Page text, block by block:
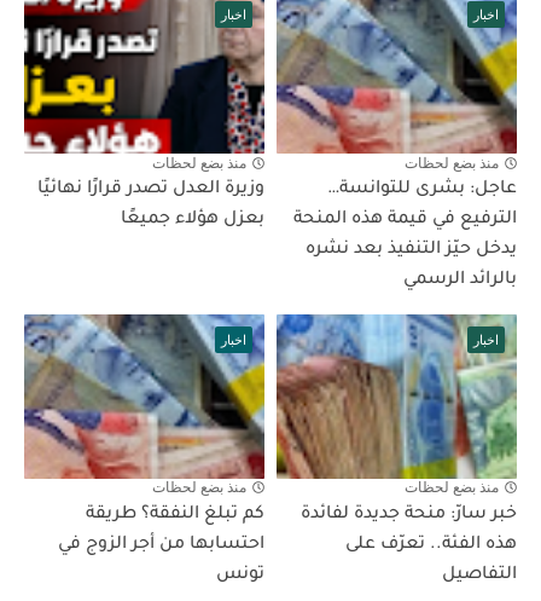
اخبار
منذ بضع لحظات
عاجل: بشرى للتوانسة…
الترفيع في قيمة هذه المنحة
يدخل حيّز التنفيذ بعد نشره
بالرائد الرسمي
اخبار
منذ بضع لحظات
وزيرة العدل تصدر قرارًا نهائيًا
بعزل هؤلاء جميعًا
اخبار
منذ بضع لحظات
خبر سارّ: منحة جديدة لفائدة
هذه الفئة.. تعرّف على
التفاصيل
اخبار
منذ بضع لحظات
كم تبلغ النفقة؟ طريقة
احتسابها من أجر الزوج في
تونس